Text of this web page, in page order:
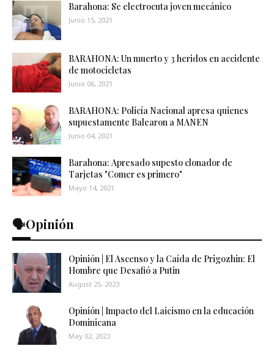
Barahona: Se electrocuta joven mecánico
Junio 15, 2021
BARAHONA: Un muerto y 3 heridos en accidente
de motocicletas
Junio 06, 2021
BARAHONA: Policía Nacional apresa quienes
supuestamente Balearon a MANEN
Junio 04, 2021
Barahona: Apresado supesto clonador de
Tarjetas "Comer es primero"
Mayo 14, 2021
🗣️Opinión
Opinión | El Ascenso y la Caída de Prigozhin: El
Hombre que Desafió a Putin
August 25, 2023
Opinión | Impacto del Laicismo en la educación
Dominicana
May 02, 2023